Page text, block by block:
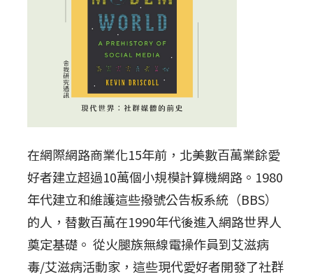
在網際網路商業化15年前，北美數百萬業餘愛
好者建立超過10萬個小規模計算機網路。1980
年代建立和維護這些撥號公告板系統（BBS）
的人，替數百萬在1990年代後進入網路世界人
奠定基礎。 從火腿族無線電操作員到艾滋病
毒/艾滋病活動家，這些現代愛好者開發了社群